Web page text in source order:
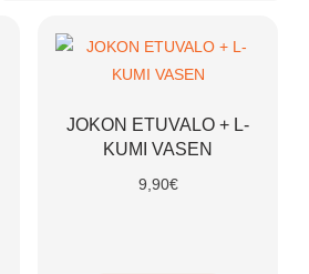
JOKON ETUVALO + L-
KUMI VASEN
9,90€